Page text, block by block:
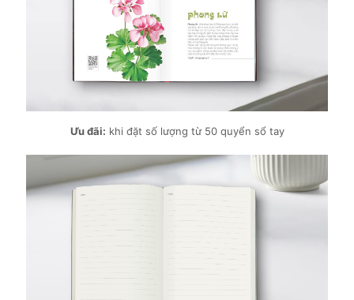
Ưu đãi: khi đặt số lượng từ 50 quyển sổ tay